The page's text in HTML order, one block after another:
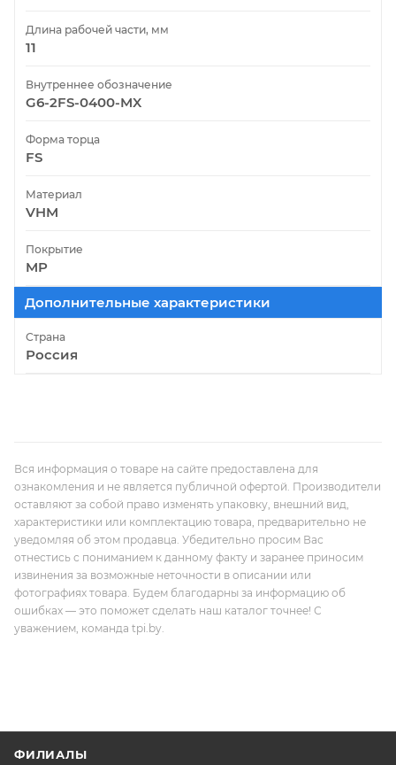
Длина рабочей части, мм
11
Внутреннее обозначение
G6-2FS-0400-MX
Форма торца
FS
Материал
VHM
Покрытие
MP
Дополнительные характеристики
Страна
Россия
Вся информация о товаре на сайте предоставлена для
ознакомления и не является публичной офертой. Производители
оставляют за собой право изменять упаковку, внешний вид,
характеристики или комплектацию товара, предварительно не
уведомляя об этом продавца. Убедительно просим Вас
отнестись с пониманием к данному факту и заранее приносим
извинения за возможные неточности в описании или
фотографиях товара. Будем благодарны за информацию об
ошибках — это поможет сделать наш каталог точнее! С
уважением, команда tpi.by.
ФИЛИАЛЫ